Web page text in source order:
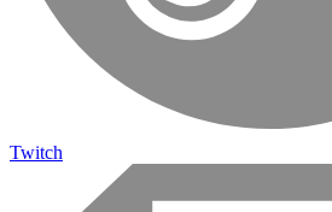
Twitch